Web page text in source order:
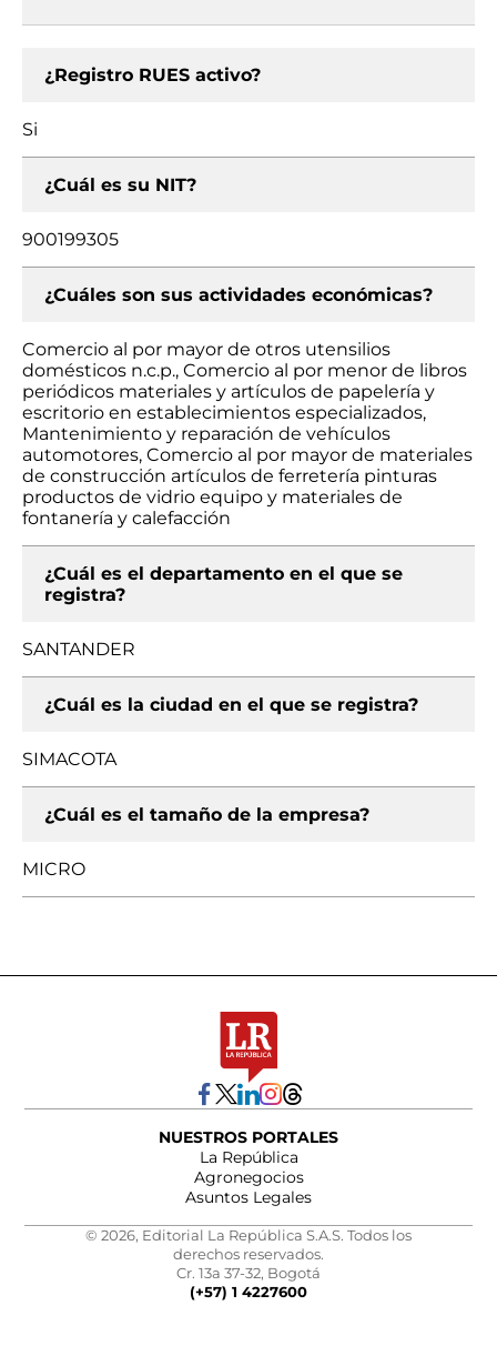
¿Registro RUES activo?
Si
¿Cuál es su NIT?
900199305
¿Cuáles son sus actividades económicas?
Comercio al por mayor de otros utensilios
domésticos n.c.p., Comercio al por menor de libros
periódicos materiales y artículos de papelería y
escritorio en establecimientos especializados,
Mantenimiento y reparación de vehículos
automotores, Comercio al por mayor de materiales
de construcción artículos de ferretería pinturas
productos de vidrio equipo y materiales de
fontanería y calefacción
¿Cuál es el departamento en el que se
registra?
SANTANDER
¿Cuál es la ciudad en el que se registra?
SIMACOTA
¿Cuál es el tamaño de la empresa?
MICRO
NUESTROS PORTALES
La República
Agronegocios
Asuntos Legales
© 2026, Editorial La República S.A.S. Todos los
derechos reservados.
Cr. 13a 37-32, Bogotá
(+57) 1 4227600